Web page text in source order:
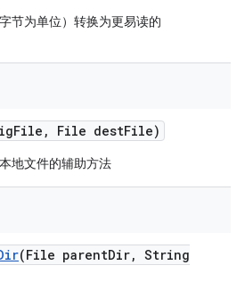
节为单位）转换为更易读的
File , File destFile)
地文件的辅助方法
(File parentDir, String